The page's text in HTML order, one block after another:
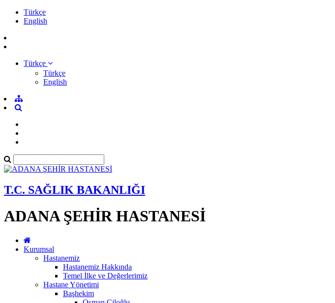
Türkçe
English
Türkçe
Türkçe
English
T.C. SAĞLIK BAKANLIĞI
ADANA ŞEHİR HASTANESİ
Kurumsal
Hastanemiz
Hastanemiz Hakkında
Temel İlke ve Değerlerimiz
Hastane Yönetimi
Başhekim